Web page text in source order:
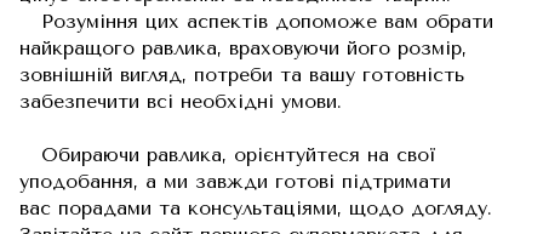
Розуміння цих аспектів допоможе вам обрати
найкращого равлика, враховуючи його розмір,
зовнішній вигляд, потреби та вашу готовність
забезпечити всі необхідні умови.
Обираючи равлика, орієнтуйтеся на свої
уподобання, а ми завжди готові підтримати
вас порадами та консультаціями, щодо догляду.